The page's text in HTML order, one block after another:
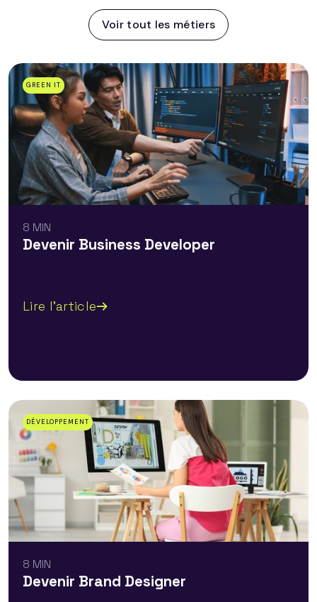
Voir tout les métiers
GREEN IT
8 MIN
Devenir Business Developer
Lire l'article
DÉVELOPPEMENT
8 MIN
Devenir Brand Designer